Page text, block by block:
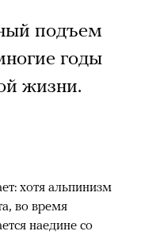
подъем
годы
жизни.
хотя альпинизм
во время
наедине со